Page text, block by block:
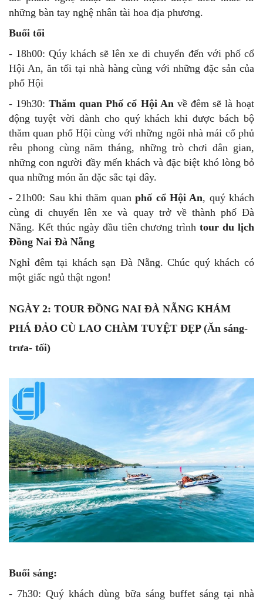
những bàn tay nghệ nhân tài hoa địa phương.
Buổi tối
- 18h00: Qúy khách sẽ lên xe di chuyển đến với phố cổ
Hội An, ăn tối tại nhà hàng cùng với những đặc sản của
phố Hội
- 19h30:Thăm quan Phố cổ Hội An về đêm sẽ là hoạt
động tuyệt vời dành cho quý khách khi được bách bộ
thăm quan phố Hội cùng với những ngôi nhà mái cổ phủ
rêu phong cùng năm tháng, những trò chơi dân gian,
những con người đầy mến khách và đặc biệt khó lòng bỏ
qua những món ăn đặc sắc tại đây.
- 21h00: Sau khi thăm quanphố cổ Hội An, quý khách
cùng di chuyển lên xe và quay trở về thành phố Đà
Nẵng. Kết thúc ngày đầu tiên chương trìnhtour du lịch
Đồng Nai Đà Nẵng
Nghỉ đêm tại khách sạn Đà Nẵng. Chúc quý khách có
một giấc ngủ thật ngon!
NGÀY 2: TOUR ĐỒNG NAI ĐÀ NẴNG KHÁM
PHÁ ĐẢO CÙ LAO CHÀM TUYỆT ĐẸP (Ăn sáng-
trưa- tối)
Buổi sáng:
- 7h30: Quý khách dùng bữa sáng buffet sáng tại nhà